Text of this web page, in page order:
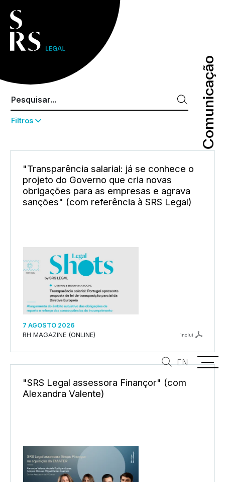
Comunicação
Comunicação
EN
Filtros
"Transparência salarial: já se conhece o
projeto do Governo que cria novas
obrigações para as empresas e agrava
sanções" (com referência à SRS Legal)
7 AGOSTO 2026
RH MAGAZINE (ONLINE)
inclui
"SRS Legal assessora Finançor" (com
Alexandra Valente)